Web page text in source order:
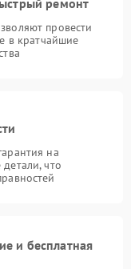
провести
в кратчайшие
на
что
и бесплатная